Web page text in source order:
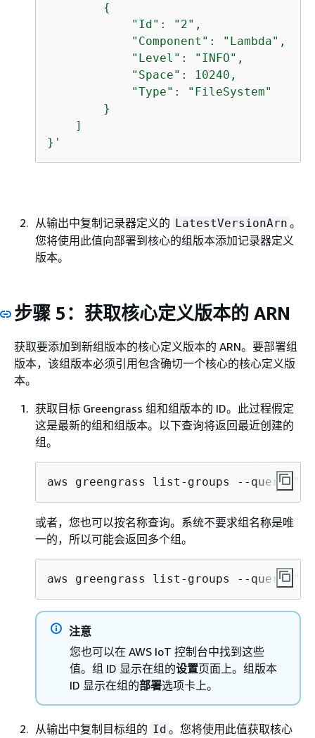
{
            "Id": "2",
            "Component": "Lambda",
            "Level": "INFO",
            "Space": 10240,
            "Type": "FileSystem"
        }
    ]
}'
从输出中复制记录器定义的 LatestVersionArn 。
您将使用此值向部署到核心的组版本添加记录器定义
版本。
步骤 5：获取核心定义版本的 ARN
获取要添加到新组版本的核心定义版本的 ARN。要部署组
版本，该组版本必须引用包含确切一个核心的核心定义版
本。
获取目标 Greengrass 组和组版本的 ID。此过程假定
这是最新的组和组版本。以下查询将返回最近创建的
组。
aws greengrass list-groups --query
或者，您也可以按名称查询。系统不要求组名称是唯
一的，所以可能会返回多个组。
aws greengrass list-groups --query
注意
您也可以在 AWS IoT 控制台中找到这些
值。组 ID 显示在组的设置页面上。组版本
ID 显示在组的部署选项卡上。
从输出中复制目标组的 Id 。您将使用此值获取核心